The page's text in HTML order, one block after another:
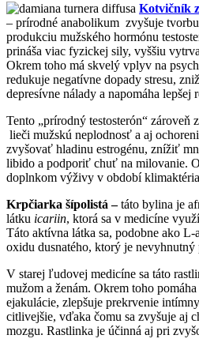
Kotvičník
– prírodné anabolikum zvyšuje
produkciu mužského hormónu
prináša viac fyzickej sily, vyššiu
Okrem toho má skvelý vplyv na
redukuje negatívne dopady stresu,
depresívne nálady a napomáha lepšej
Tento „prírodný testosterón“ zároveň
lieči mužskú neplodnosť a aj
zvyšovať hladinu estrogénu, znížiť
libido a podporiť chuť na milovanie.
doplnkom výživy v období
Krpčiarka šípolistá –táto bylina je
látku icariin, ktorá sa v medicíne
Táto aktívna látka sa, podobne ako
oxidu dusnatého, ktorý je nevyhnutný
V starej ľudovej medicíne sa táto
mužom a ženám. Okrem toho
ejakulácie, zlepšuje prekrvenie
citlivejšie, vďaka čomu sa zvyšuje aj
mozgu. Rastlinka je účinná aj pri